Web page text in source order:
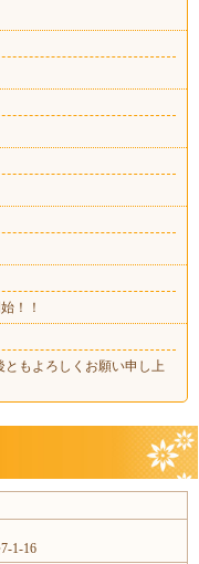
！！
もよろしくお願い申し上
1-16